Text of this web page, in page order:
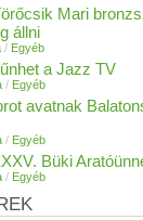
Mari
állni
/ Egyéb
a Jazz TV
/ Egyéb
avatnak
/ Egyéb
Büki
/ Egyéb